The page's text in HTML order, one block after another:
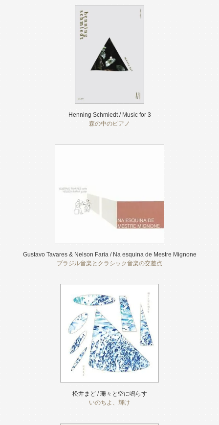
Henning Schmiedt / Music for 3
森の中のピアノ
Gustavo Tavares & Nelson Faria / Na esquina de Mestre Mignone
ブラジル音楽とクラシック音楽の交差点
松井まど / 珊々と空に鳴らす
いのちよ、輝け